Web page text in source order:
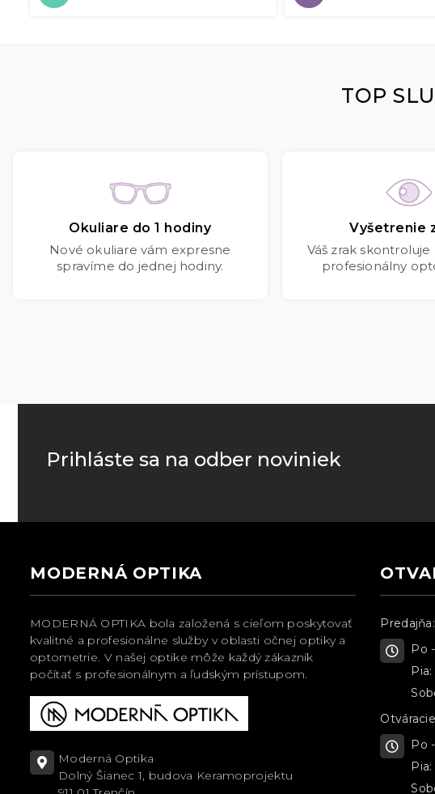
TOP
Okuliare do 1 hodiny
Nové okuliare vám expresne
spravíme do jednej hodiny.
Vyšetrenie
Váš zrak
profesionálny
Prihláste sa na odber noviniek
MODERNÁ OPTIKA
MODERNÁ OPTIKA bola založená s cieľom poskytovať
kvalitné a profesionálne služby v oblasti očnej optiky a
optometrie. V našej optike môže každý zákazník
počítať s profesionálnym a ľudským prístupom.
Moderná Optika
Dolný Šianec 1, budova Keramoprojektu
Predajňa:
Po
Pia:
Po
Pia: